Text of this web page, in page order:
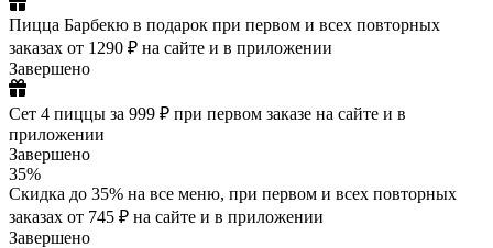
Пицца Барбекю в подарок при первом и всех повторных
заказах от 1290 ₽ на сайте и в приложении
Завершено
Сет 4 пиццы за 999 ₽ при первом заказе на сайте и в
приложении
Завершено
35%
Скидка до 35% на все меню, при первом и всех повторных
заказах от 745 ₽ на сайте и в приложении
Завершено